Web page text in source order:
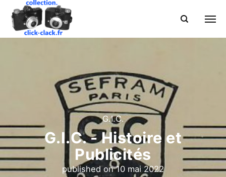
G.I.C.
G.I.C. - Histoire et
Publicités
published on10 mai 2022